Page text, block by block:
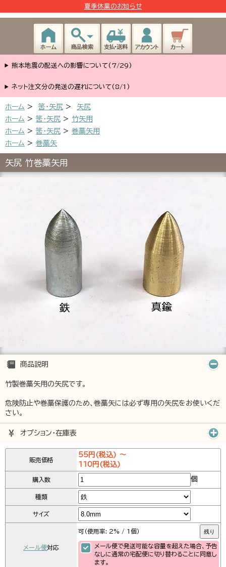
夏季休業のお知らせ
熊本地震の配送への影響について(7/29)
ネット注文分の発送の遅れについて(8/1)
ホーム > 筈･矢尻 >
矢尻
ホーム > 筈・矢尻 > 竹矢用
ホーム > 筈・矢尻 > 巻藁矢用
ホーム > 巻藁矢
矢尻 竹巻藁矢用
商品説明
竹製巻藁矢用の矢尻です。
危険防止や巻藁保護のため、巻藁矢には必ず専用の矢尻をお使いくだ
さい。
オプション･在庫表
販売価格
55円(税込) ～
110円(税込)
購入数 個
種類
サイズ
メール便対応
可（使用率: 2% / 1個） 残り
メール便で発送可能な容量を超えた場合、予告
なしに通常の宅配便に切り替わることに同意し
ます。